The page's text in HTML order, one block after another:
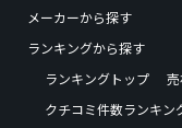
メーカーから探す
ランキングから探す
ランキングトップ
クチコミ件数ランキン